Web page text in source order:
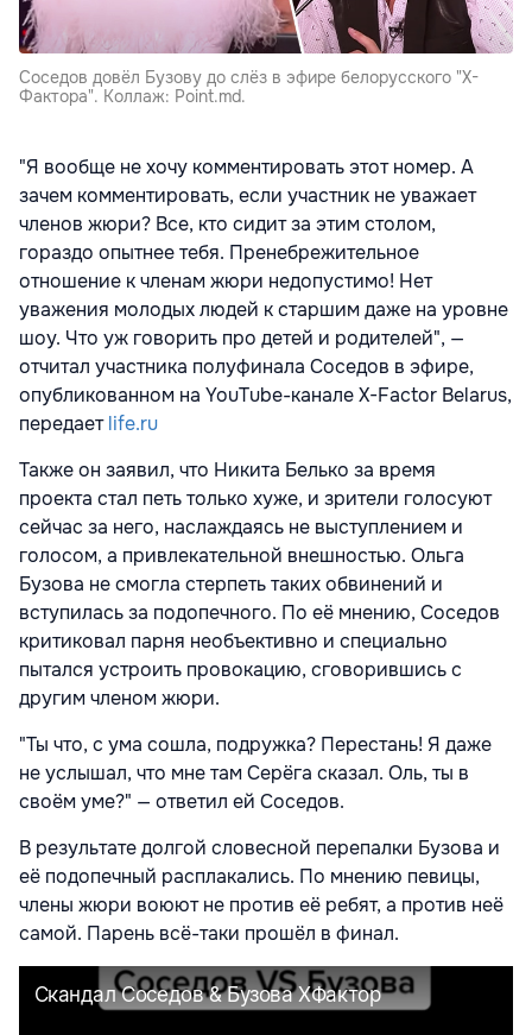
Соседов довёл Бузову до слёз в эфире белорусского "X-
Фактора". Коллаж: Point.md.
"Я вообще не хочу комментировать этот номер. А
зачем комментировать, если участник не уважает
членов жюри? Все, кто сидит за этим столом,
гораздо опытнее тебя. Пренебрежительное
отношение к членам жюри недопустимо! Нет
уважения молодых людей к старшим даже на уровне
шоу. Что уж говорить про детей и родителей", —
отчитал участника полуфинала Соседов в эфире,
опубликованном на YouTube-канале X-Factor Belarus,
передаетlife.ru
Также он заявил, что Никита Белько за время
проекта стал петь только хуже, и зрители голосуют
сейчас за него, наслаждаясь не выступлением и
голосом, а привлекательной внешностью. Ольга
Бузова не смогла стерпеть таких обвинений и
вступилась за подопечного. По её мнению, Соседов
критиковал парня необъективно и специально
пытался устроить провокацию, сговорившись с
другим членом жюри.
"Ты что, с ума сошла, подружка? Перестань! Я даже
не услышал, что мне там Серёга сказал. Оль, ты в
своём уме?" — ответил ей Соседов.
В результате долгой словесной перепалки Бузова и
её подопечный расплакались. По мнению певицы,
члены жюри воюют не против её ребят, а против неё
самой. Парень всё-таки прошёл в финал.